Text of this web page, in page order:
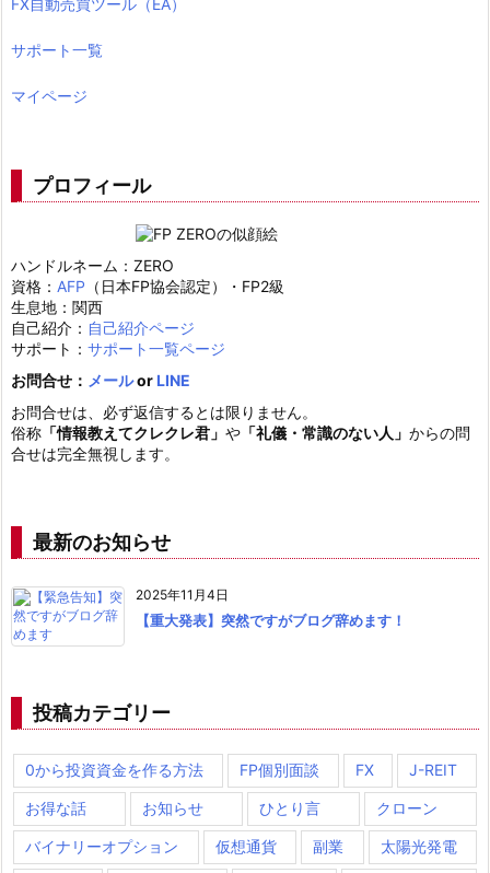
サポート一覧
マイページ
プロフィール
ハンドルネーム：ZERO
資格： AFP （日本FP協会認定）・FP2級
生息地：関西
自己紹介： 自己紹介ページ
サポート： サポート一覧ページ
お問合せ： メールor LINE
お問合せは、必ず返信するとは限りません。
俗称 「情報教えてクレクレ君」 や 「礼儀・常識のない人」 からの問
合せは完全無視します。
最新のお知らせ
2025年11月4日
【重大発表】突然ですがブログ辞めます！
投稿カテゴリー
0から投資資金を作る方法 FP個別面談 FX J-REIT
お得な話 お知らせ ひとり言 クローン
バイナリーオプション 仮想通貨 副業 太陽光発電